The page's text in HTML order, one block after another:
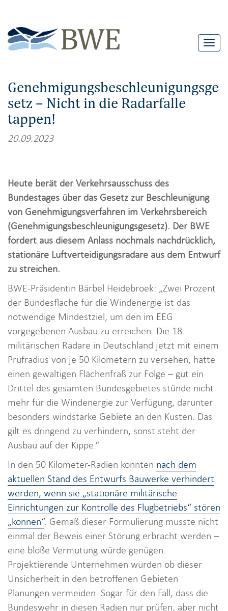
T
g
a
i
o
n
Genehmigungsbeschleunigungsge
setz – Nicht in die Radarfalle
tappen!
20.09.2023
Heute berät der Verkehrsausschuss des
Bundestages über das Gesetz zur Beschleunigung
von Genehmigungsverfahren im Verkehrsbereich
(Genehmigungsbeschleunigungsgesetz). Der BWE
fordert aus diesem Anlass nochmals nachdrücklich,
stationäre Luftverteidigungsradare aus dem Entwurf
zu streichen.
BWE-Präsidentin Bärbel Heidebroek: „Zwei Prozent
der Bundesfläche für die Windenergie ist das
notwendige Mindestziel, um den im EEG
vorgegebenen Ausbau zu erreichen. Die 18
militärischen Radare in Deutschland jetzt mit einem
Prüfradius von je 50 Kilometern zu versehen, hätte
einen gewaltigen Flächenfraß zur Folge – gut ein
Drittel des gesamten Bundesgebietes stünde nicht
mehr für die Windenergie zur Verfügung, darunter
besonders windstarke Gebiete an den Küsten. Das
gilt es dringend zu verhindern, sonst steht der
Ausbau auf der Kippe.“
In den 50 Kilometer-Radien könnten nach dem
aktuellen Stand des Entwurfs Bauwerke verhindert
werden, wenn sie „stationäre militärische
Einrichtungen zur Kontrolle des Flugbetriebs“ stören
„können“. Gemäß dieser Formulierung müsste nicht
einmal der Beweis einer Störung erbracht werden –
eine bloße Vermutung würde genügen.
Projektierende Unternehmen würden ob dieser
Unsicherheit in den betroffenen Gebieten
Planungen vermeiden. Sogar für den Fall, dass die
Bundeswehr in diesen Radien nur prüfen, aber nicht